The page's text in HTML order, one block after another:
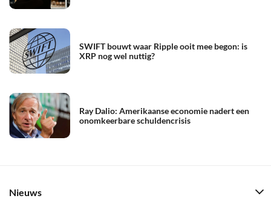
SWIFT bouwt waar Ripple ooit mee begon: is
XRP nog wel nuttig?
Ray Dalio: Amerikaanse economie nadert een
onomkeerbare schuldencrisis
Nieuws